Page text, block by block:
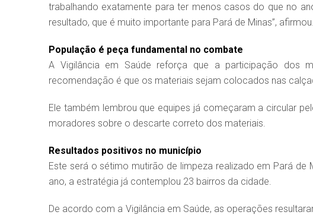
trabalhando exatamente para ter menos casos do que no
resultado, que é muito importante para Pará de Minas”, afirmou.
População é peça fundamental no combate
A Vigilância em Saúde reforça que a participação dos
recomendação é que os materiais sejam colocados nas
Ele também lembrou que equipes já começaram a circular
moradores sobre o descarte correto dos materiais.
Resultados positivos no município
Este será o sétimo mutirão de limpeza realizado em Pará
ano, a estratégia já contemplou 23 bairros da cidade.
De acordo com a Vigilância em Saúde, as operações